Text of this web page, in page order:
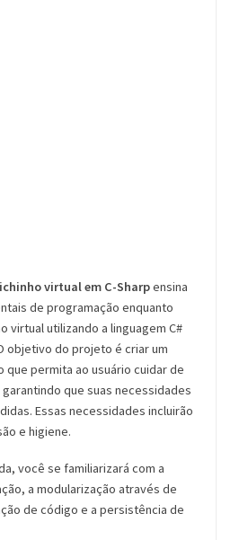
virtual em C-Sharpensina
de programação enquanto
virtual utilizando a linguagem C#
objetivo do projeto é criar um
que permita ao usuário cuidar de
que suas necessidades
Essas necessidades incluirão
e higiene.
você se familiarizará com a
a modularização através de
de código e a persistência de